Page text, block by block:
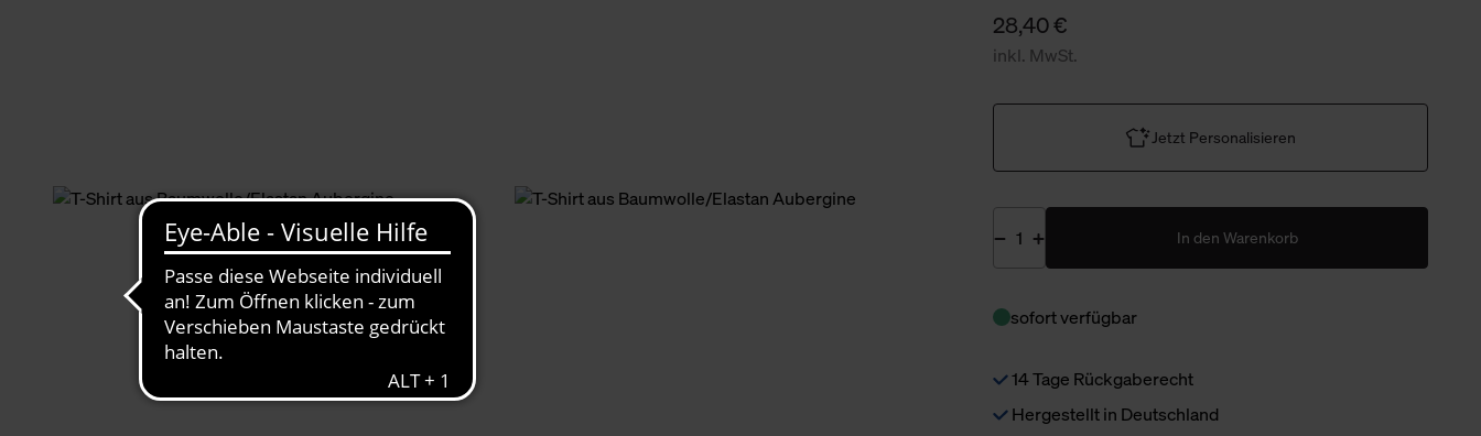
28,40 €
inkl. MwSt.
Jetzt Personalisieren
In den Warenkorb
sofort verfügbar
14 Tage Rückgaberecht
Hergestellt in Deutschland